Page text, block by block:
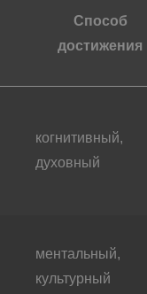
Способ
достижения
когнитивный,
духовный
ментальный,
культурный